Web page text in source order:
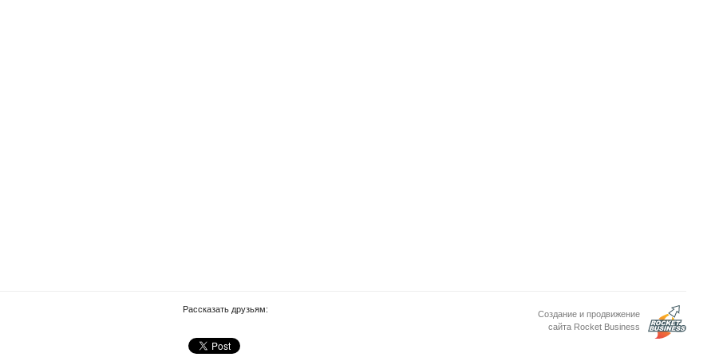
Создание и продвижение
сайта Rocket Business
Рассказать друзьям: